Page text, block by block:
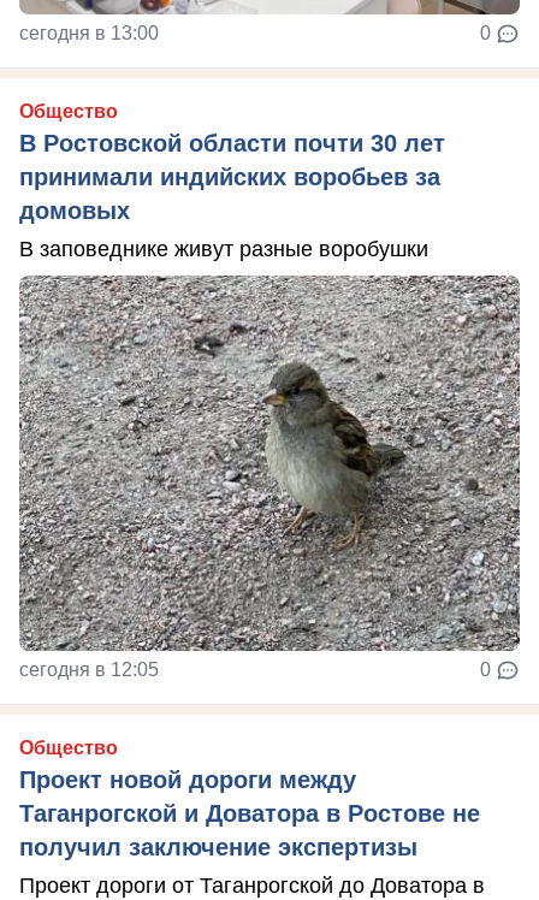
сегодня в 13:00 0
Общество
В Ростовской области почти 30 лет
принимали индийских воробьев за
домовых
В заповеднике живут разные воробушки
сегодня в 12:05 0
Общество
Проект новой дороги между
Таганрогской и Доватора в Ростове не
получил заключение экспертизы
Проект дороги от Таганрогской до Доватора в